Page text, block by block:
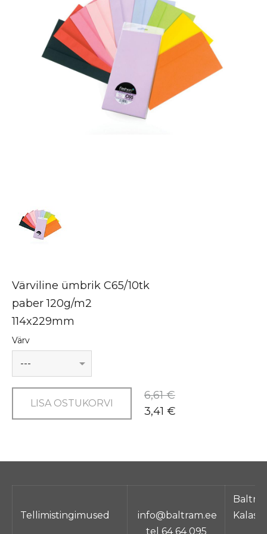
Värviline ümbrik C65/10tk
paber 120g/m2
114x229mm
Värv
LISA OSTUKORVI
6,61 €
3,41 €
Tellimistingimused
info@baltram.ee
tel 64 64 095